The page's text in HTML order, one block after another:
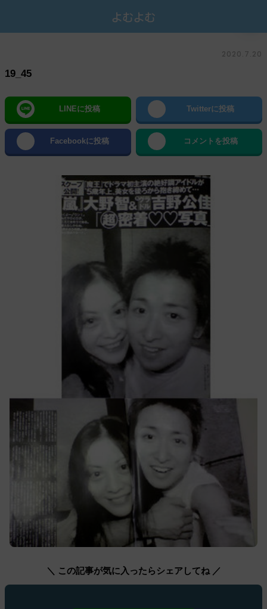
2020.7.20
19_45
LINEに投稿 Twitterに投稿
Facebookに投稿 コメントを投稿
＼ この記事が気に入ったらシェアしてね ／